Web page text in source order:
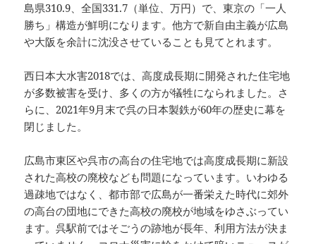
島県310.9、全国331.7（単位、万円）で、東京の「一人
勝ち」構造が鮮明になります。他方で新自由主義が広島
や大阪を余計に沈没させていることも見てとれます。
西日本大水害2018では、高度成長期に開発された住宅地
が多数被害を受け、多くの方が犠牲になられました。さ
らに、2021年9月末で呉の日本製鉄が60年の歴史に幕を
閉じました。
広島市東区や呉市の高台の住宅地では高度成長期に新設
された高校の廃校なども問題になっています。いわゆる
過疎地ではなく、都市部で広島が一番栄えた時代に郊外
の高台の団地にできた高校の廃校が地域をゆさぶってい
ます。呉駅前ではそごうの跡地が長年、利用方法が決ま